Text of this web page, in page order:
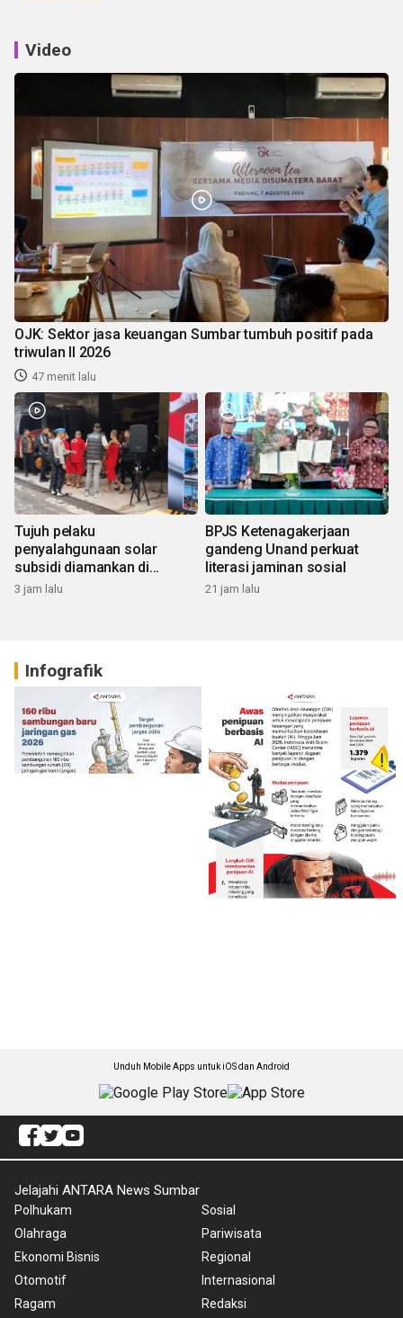
Video
OJK: Sektor jasa keuangan Sumbar tumbuh positif pada
triwulan II 2026
47 menit lalu
Tujuh pelaku
penyalahgunaan solar
subsidi diamankan di
Sumbar
3 jam lalu
BPJS Ketenagakerjaan
gandeng Unand perkuat
literasi jaminan sosial
21 jam lalu
Infografik
Unduh Mobile Apps untuk iOS dan Android
Jelajahi ANTARA News Sumbar
Polhukam
Olahraga
Ekonomi Bisnis
Otomotif
Ragam
Sosial
Pariwisata
Regional
Internasional
Redaksi